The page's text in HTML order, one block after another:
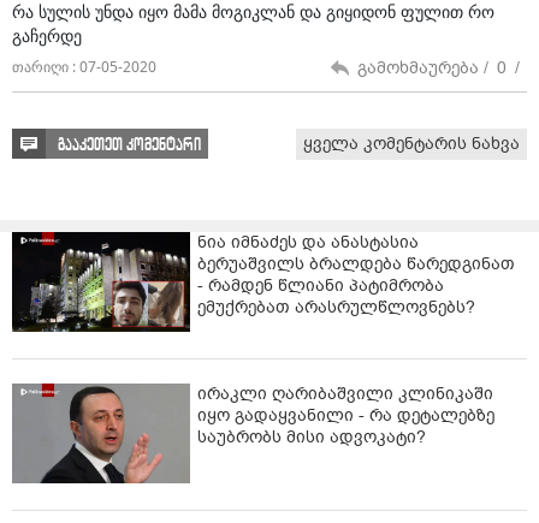
რა სულის უნდა იყო მამა მოგიკლან და გიყიდონ ფულით რო
გაჩერდე
თარიღი : 07-05-2020 გამოხმაურება / 0 /
გააკეთეთ კომენტარი ყველა კომენტარის ნახვა
ნია იმნაძეს და ანასტასია
ბერუაშვილს ბრალდება წარედგინათ
- რამდენ წლიანი პატიმრობა
ემუქრებათ არასრულწლოვნებს?
ირაკლი ღარიბაშვილი კლინიკაში
იყო გადაყვანილი - რა დეტალებზე
საუბრობს მისი ადვოკატი?